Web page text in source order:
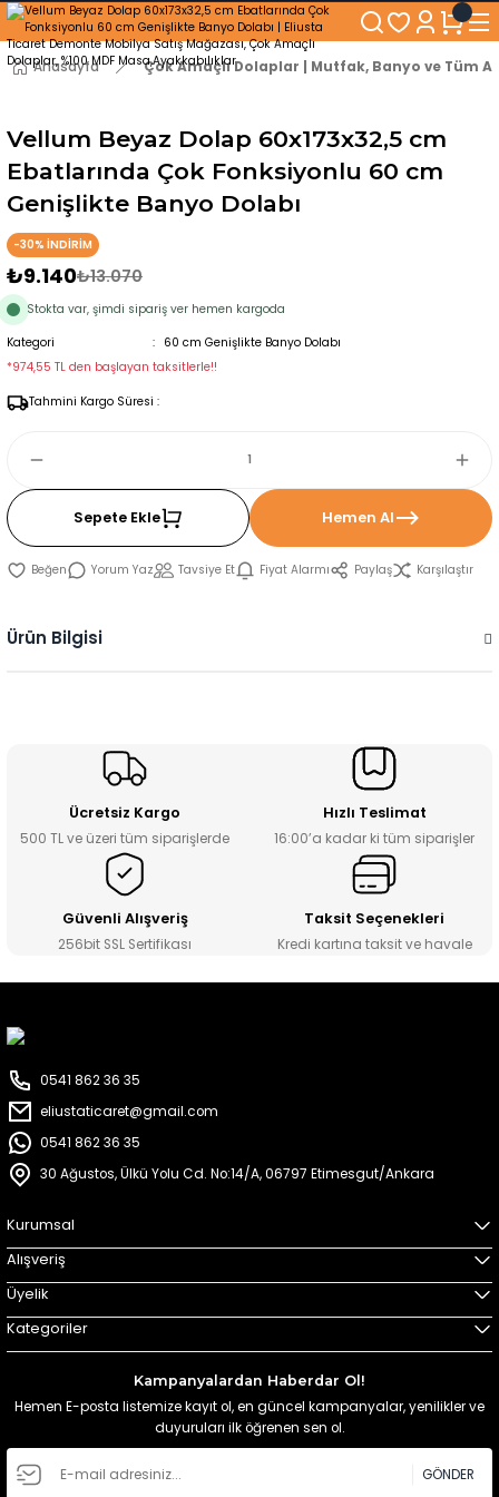
250₺ ve Üzeri Alışverişlerinizde KARGO BEDAVA!
5'er cm Aralıklarla 35 cm'den 100 cm'e kadar Genişliğe Sahip Dolaplar
% 100 Mdf Tekerlekli Masa ile Uzun Ömürlü ve Kolay Kullanım Konforu
Kaliteli hizmet, güvenli alışveriş ve satış sonrası destek
Anasayfa Çok Amaçlı Dolaplar | Mutfak, Banyo ve Tüm
Vellum Beyaz Dolap 60x173x32,5 cm
Ebatlarında Çok Fonksiyonlu 60 cm
Genişlikte Banyo Dolabı
-30% İNDİRİM
₺9.140₺13.070
Stokta var, şimdi sipariş ver hemen kargoda
Kategori
60 cm Genişlikte Banyo Dolabı
*974,55 TL den başlayan taksitlerle!!
Tahmini Kargo Süresi :
Sepete Ekle Hemen Al
Yorum Yaz Tavsiye Et Fiyat Alarmı Paylaş Karşılaştır
Ürün Bilgisi
Ücretsiz Kargo
500 TL ve üzeri tüm siparişlerde
Hızlı Teslimat
16:00’a kadar ki tüm siparişler
Güvenli Alışveriş
256bit SSL Sertifikası
Taksit Seçenekleri
Kredi kartına taksit ve havale
0541 862 36 35
eliustaticaret@gmail.com
0541 862 36 35
30 Ağustos, Ülkü Yolu Cd. No:14/A, 06797 Etimesgut/Ankara
Kurumsal
Alışveriş
Üyelik
Kategoriler
Kampanyalardan Haberdar Ol!
Hemen E-posta listemize kayıt ol, en güncel kampanyalar, yenilikler ve
duyuruları ilk öğrenen sen ol.
GÖNDER